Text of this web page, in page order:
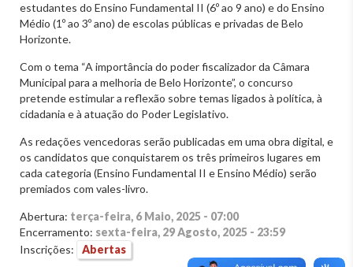
estudantes do Ensino Fundamental II (6º ao 9 ano) e do Ensino
Médio (1º ao 3º ano) de escolas públicas e privadas de Belo
Horizonte.
Com o tema “A importância do poder fiscalizador da Câmara
Municipal para a melhoria de Belo Horizonte”, o concurso
pretende estimular a reflexão sobre temas ligados à política, à
cidadania e à atuação do Poder Legislativo.
As redações vencedoras serão publicadas em uma obra digital, e
os candidatos que conquistarem os três primeiros lugares em
cada categoria (Ensino Fundamental II e Ensino Médio) serão
premiados com vales-livro.
Abertura: terça-feira, 6 Maio, 2025 - 07:00
Encerramento: sexta-feira, 29 Agosto, 2025 - 23:59
Inscrições:
Abertas